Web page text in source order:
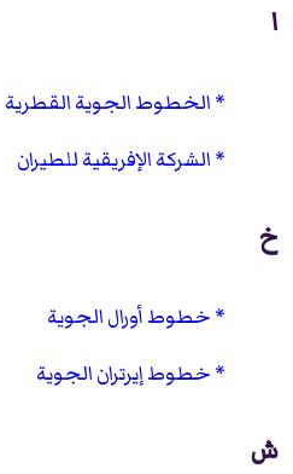
ا
الخطوط الجوية القطرية
الشركة الإفريقية للطيران
خ
خطوط أورال الجوية
خطوط إيرتران الجوية
ش